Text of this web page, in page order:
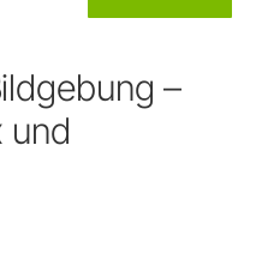
–
und